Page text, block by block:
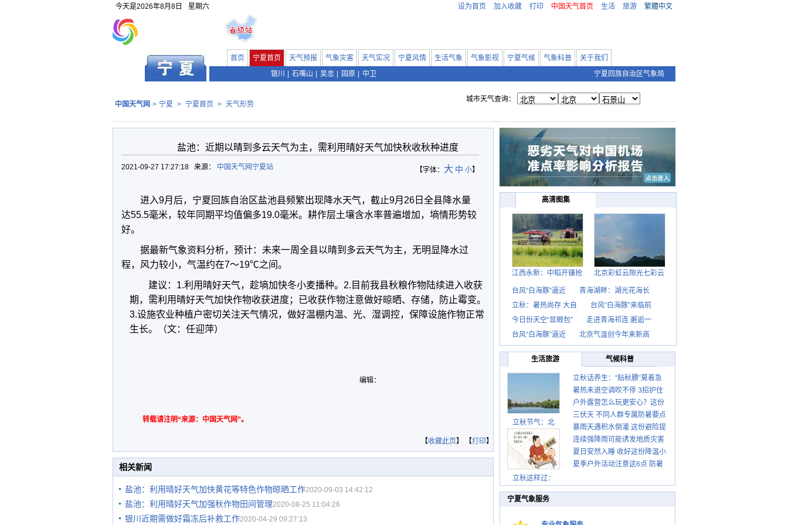
今天是2026年8月8日 星期六 设为首页 加入收藏 打印 中国天气首页 生活 旅游 繁體中文
首页 宁夏首页 天气预报 气象灾害 天气实况 宁夏风情 生活气象 气象影视 宁夏气候 气象科普
关于我们
银川
石嘴山 吴忠 固原 中卫 宁夏回族自治区气象局
中国天气网 > 宁夏 > 宁夏首页 > 天气形势
城市天气查询：
盐池：近期以晴到多云天气为主，需利用晴好天气加快秋收秋种进度
【字体： 大 中 小】
2021-09-27 17:27:18 来源： 中国天气网宁夏站
进入9月后，宁夏回族自治区盐池县频繁出现降水天气，截止9月26日全县降水量
达55.5毫米，较年同期平均值偏多19.0毫米。耕作层土壤含水率普遍增加，墒情形势较
好。
据最新气象资料分析，预计：未来一周全县以晴到多云天气为主，无明显降水过
程，风力较小，气温约在7～19℃之间。
建议：1.利用晴好天气，趁墒加快冬小麦播种。2.目前我县秋粮作物陆续进入收获
期，需利用晴好天气加快作物收获进度；已收获作物注意做好晾晒、存储，防止霉变。
3.设施农业种植户密切关注天气情况，做好温棚内温、光、湿调控，保障设施作物正常
生长。（文：任迎萍）
编辑：
转载请注明“来源：中国天气网”。
【收藏此页】 【打印】
相关新闻
盐池：利用晴好天气加快黄花等特色作物晾晒工作2020-09-03 14:42:12
盐池：利用晴好天气加强秋作物田间管理2020-08-25 11:04:26
银川近期需做好霜冻后补救工作2020-04-29 09:27:13
高清图集
江西永新：中稻开镰抢 北京彩虹云隙光七彩云
台风“白海豚”逼近
青海湖畔：湖光花海长
立秋：暑热尚存 大自
台风“白海豚”来临前
今日份天空“显眼包”
走进青海祁连 邂逅一
台风“白海豚”逼近
北京气温创今年来新高
生活旅游 气候科普
立秋节气：北
立秋这样过：
立秋话养生：“贴秋膘”莫着急
先清暑再防燥
暑热未退空调吹不停 3招护住
肩颈不酸痛
户外露营怎么玩更安心？这份
攻略请收好
三伏天 不同人群专属防暑要点
请收好
暴雨天遇积水倒灌 这份避险提
示请收好
连续强降雨可能诱发地质灾害
这些前兆要知道
夏日安然入睡 收好这份降温小
贴士
夏季户外活动注意这6点 防暑
宁夏气象服务